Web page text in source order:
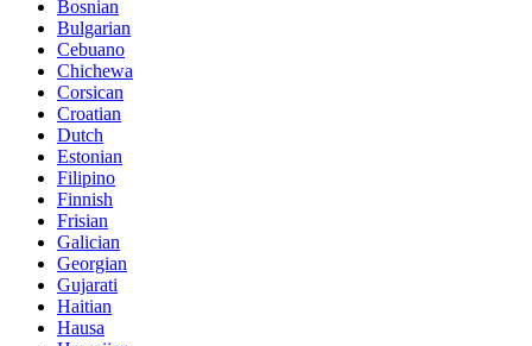
Bosnian
Bulgarian
Cebuano
Chichewa
Corsican
Croatian
Dutch
Estonian
Filipino
Finnish
Frisian
Galician
Georgian
Gujarati
Haitian
Hausa